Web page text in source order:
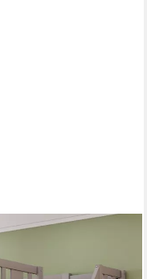
und
Kinderbett mit